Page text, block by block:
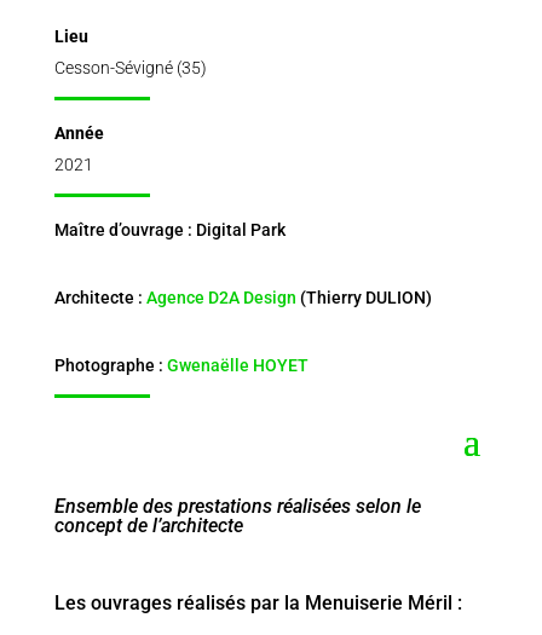
Lieu
Cesson-Sévigné (35)
Année
2021
Maître d’ouvrage : Digital Park
Architecte : Agence D2A Design (Thierry DULION)
Photographe : Gwenaëlle HOYET
Ensemble des prestations réalisées selon le
concept de l’architecte
Les ouvrages réalisés par la Menuiserie Méril :